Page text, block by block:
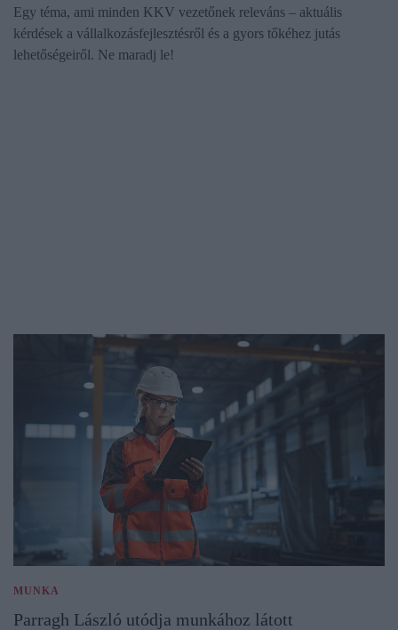
Egy téma, ami minden KKV vezetőnek releváns – aktuális
kérdések a vállalkozásfejlesztésről és a gyors tőkéhez jutás
lehetőségeiről. Ne maradj le!
MUNKA
Parragh László utódja munkához látott